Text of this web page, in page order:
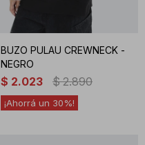
BUZO PULAU CREWNECK -
NEGRO
$ 2.023 $ 2.890
30